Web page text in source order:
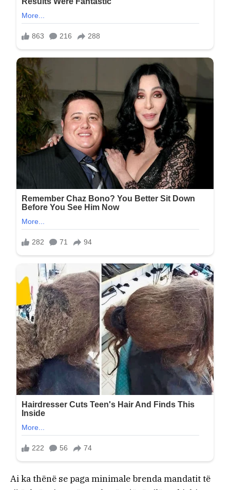
Ai ka thënë se paga minimale brenda mandatit të